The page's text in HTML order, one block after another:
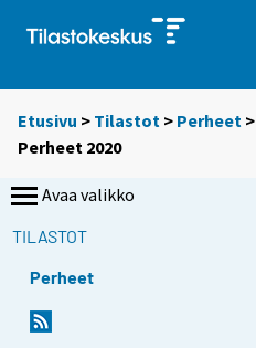
Etusivu > Tilastot > Perheet >
Perheet 2020
Avaa valikko
TILASTOT
Perheet